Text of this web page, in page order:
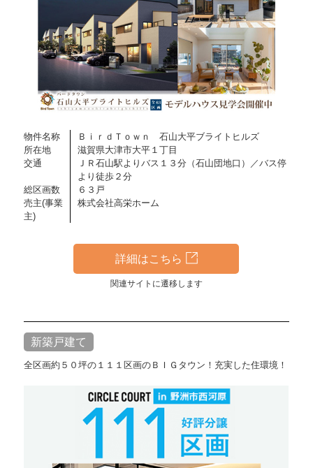
物件名称
ＢｉｒｄＴｏｗｎ 石山大平ブライトヒルズ
所在地
滋賀県大津市大平１丁目
交通
ＪＲ石山駅よりバス１３分（石山団地口）／バス停
より徒歩２分
総区画数
６３戸
売主(事業
主)
株式会社高栄ホーム
詳細はこちら
関連サイトに遷移します
新築戸建て
全区画約５０坪の１１１区画のＢＩＧタウン！充実した住環境！